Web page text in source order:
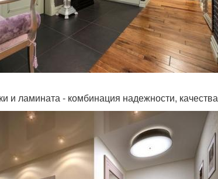
и ламината - комбинация надежности,